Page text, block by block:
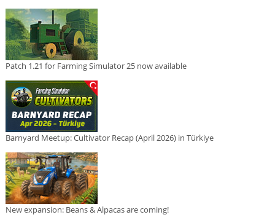
Patch 1.21 for Farming Simulator 25 now available
Barnyard Meetup: Cultivator Recap (April 2026) in Türkiye
New expansion: Beans & Alpacas are coming!